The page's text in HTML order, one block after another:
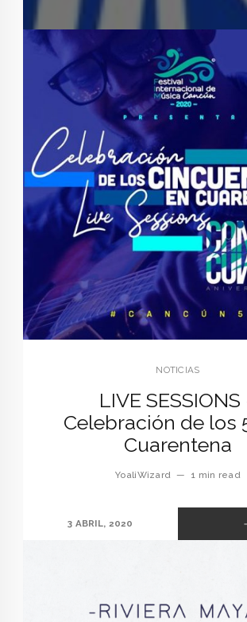
NOTICIAS
LIVE SESSIONS
Celebración de los
Cuarentena
YoaliWizard — 1 min read
3 ABRIL, 2020